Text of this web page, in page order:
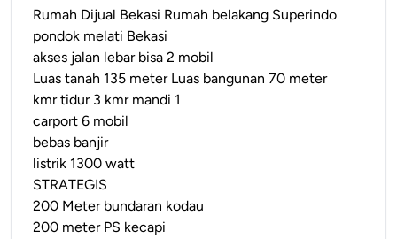
Rumah Dijual Bekasi Rumah belakang Superindo
pondok melati Bekasi
akses jalan lebar bisa 2 mobil
Luas tanah 135 meter Luas bangunan 70 meter
kmr tidur 3 kmr mandi 1
carport 6 mobil
bebas banjir
listrik 1300 watt
STRATEGIS
200 Meter bundaran kodau
200 meter PS kecapi